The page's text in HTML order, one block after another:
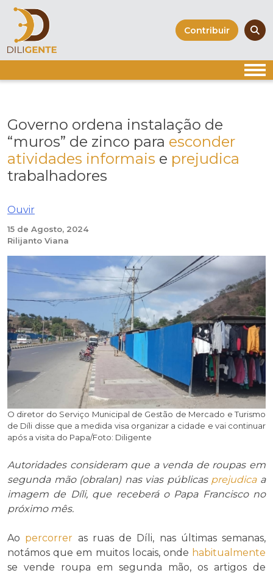
Skip
content
Contribuir
Governo ordena instalação de
“muros” de zinco para esconder
atividades informais e prejudica
trabalhadores
Ouvir
15 de Agosto, 2024
Rilijanto Viana
O diretor do Serviço Municipal de Gestão de Mercado e Turismo
de Díli disse que a medida visa organizar a cidade e vai continuar
após a visita do Papa/Foto: Diligente
Autoridades consideram que a venda de roupas em
segunda mão (obralan) nas vias públicas prejudicaa
imagem de Díli, que receberá o Papa Francisco no
próximo mês.
Ao percorrer as ruas de Díli, nas últimas semanas,
notámos que em muitos locais, onde habitualmente
se vende roupa em segunda mão, os artigos de